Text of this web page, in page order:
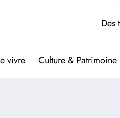
Des
vivre Culture & Patrimoine